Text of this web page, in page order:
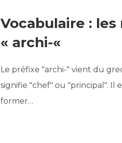
Vocabulaire :
« archi-«
Le préfixe "archi-" vient du
signifie "chef" ou "principal". Il
former…